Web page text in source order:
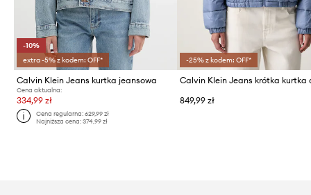
-10%
extra -5% z kodem: OFF*
Calvin Klein Jeans kurtka jeansowa
Cena aktualna:
334,99 zł
Cena regularna:629,99 zł
Najniższa cena:374,99 zł
-25% z kodem: OFF*
849,99 zł